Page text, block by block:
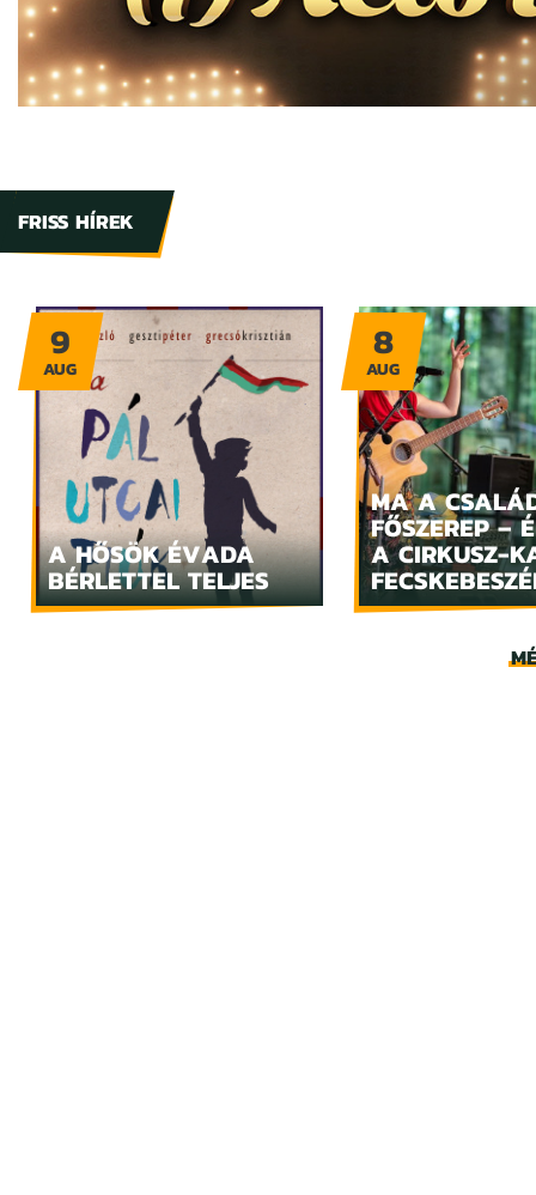
FRISS HÍREK
A HŐSÖK ÉVADA
BÉRLETTEL TELJES
9
AUG
MA A
FŐSZEREP –
A CIRKUSZ-
8
AUG